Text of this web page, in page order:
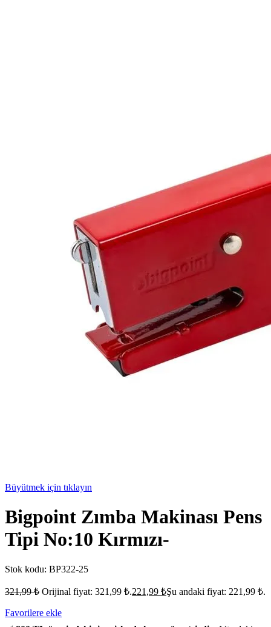
Büyütmek için tıklayın
Bigpoint Zımba Makinası Pens
Tipi No:10 Kırmızı-
Stok kodu: BP322-25
321,99₺ Orijinal fiyat: 321,99 ₺.221,99 ₺Şu andaki fiyat: 221,99 ₺.
Favorilere ekle